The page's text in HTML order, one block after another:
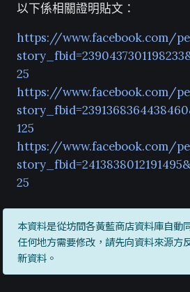
以下係相關證明貼文：
https://www.facebook.com/
25
https://www.facebook.com/
125
https://www.facebook.com/
25
本資料是從坊間各黃藍商店資料庫自動
任何地方需要修改，請先向資料來源方
新資料。